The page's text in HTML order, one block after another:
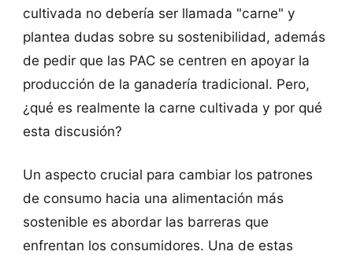
cultivada no debería ser llamada "carne" y
plantea dudas sobre su sostenibilidad, además
de pedir que las PAC se centren en apoyar la
producción de la ganadería tradicional. Pero,
¿qué es realmente la carne cultivada y por qué
esta discusión?
Un aspecto crucial para cambiar los patrones
de consumo hacia una alimentación más
sostenible es abordar las barreras que
enfrentan los consumidores. Una de estas